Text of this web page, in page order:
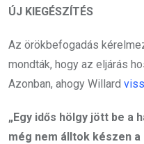
ÚJ KIEGÉSZÍTÉS
Az örökbefogadás
mondták, hogy az eljárás
Azonban, ahogy Willard
„Egy idős hölgy jött be a
még nem álltok készen